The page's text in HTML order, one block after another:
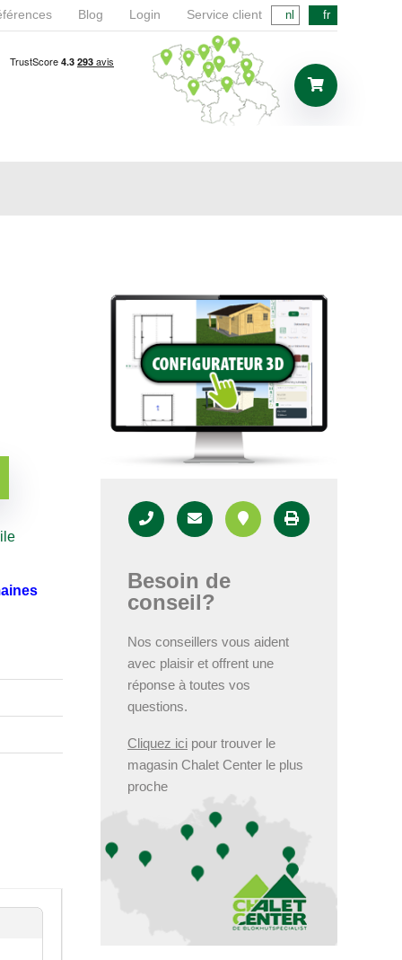
Blog Login Service client nl fr
Besoin de
conseil?
Nos conseillers vous aident
avec plaisir et offrent une
réponse à toutes vos
questions.
Cliquez ici pour trouver le
magasin Chalet Center le plus
proche